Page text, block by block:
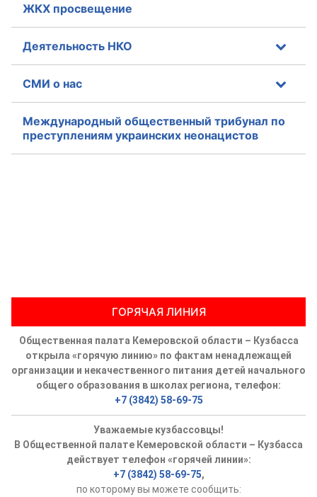
ЖКХ просвещение
Деятельность НКО
СМИ о нас
Международный общественный трибунал по
преступлениям украинских неонацистов
ГОРЯЧАЯ ЛИНИЯ
Общественная палата Кемеровской области – Кузбасса
открыла «горячую линию» по фактам ненадлежащей
организации и некачественного питания детей начального
общего образования в школах региона, телефон:
+7 (3842) 58-69-75
Уважаемые кузбассовцы!
В Общественной палате Кемеровской области – Кузбасса
действует телефон «горячей линии»:
+7 (3842) 58-69-75,
по которому вы можете сообщить: